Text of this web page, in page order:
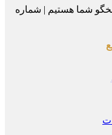
شما هستیم | شماره